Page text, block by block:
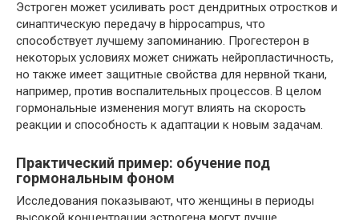
Эстроген может усиливать рост дендритных отростков и
синаптическую передачу в hippocampus, что
способствует лучшему запоминанию. Прогестерон в
некоторых условиях может снижать нейропластичность,
но также имеет защитные свойства для нервной ткани,
например, против воспалительных процессов. В целом
гормональные изменения могут влиять на скорость
реакции и способность к адаптации к новым задачам.
Практический пример: обучение под
гормональным фоном
Исследования показывают, что женщины в периоды